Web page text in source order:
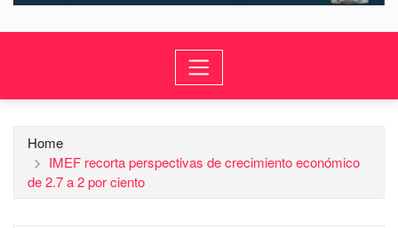
Home
IMEF recorta perspectivas de crecimiento económico
de 2.7 a 2 por ciento